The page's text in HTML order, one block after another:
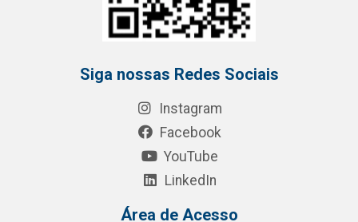
Siga nossas Redes Sociais
Instagram
Facebook
YouTube
LinkedIn
Área de Acesso